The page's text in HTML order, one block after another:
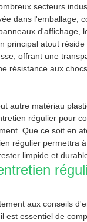
secteurs
dans l'emballage,
d'affichage,
principal atout
offrant une
résistance aux
autre matériau
régulier pour
Que ce soit en
régulier permettra
limpide et
aux conseils
est essentiel de